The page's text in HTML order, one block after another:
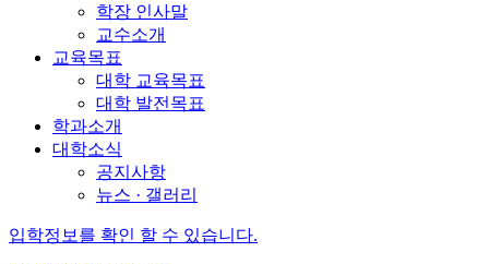
학장 인사말
교수소개
교육목표
대학 교육목표
대학 발전목표
학과소개
대학소식
공지사항
뉴스 · 갤러리
입학정보를 확인 할 수 있습니다.